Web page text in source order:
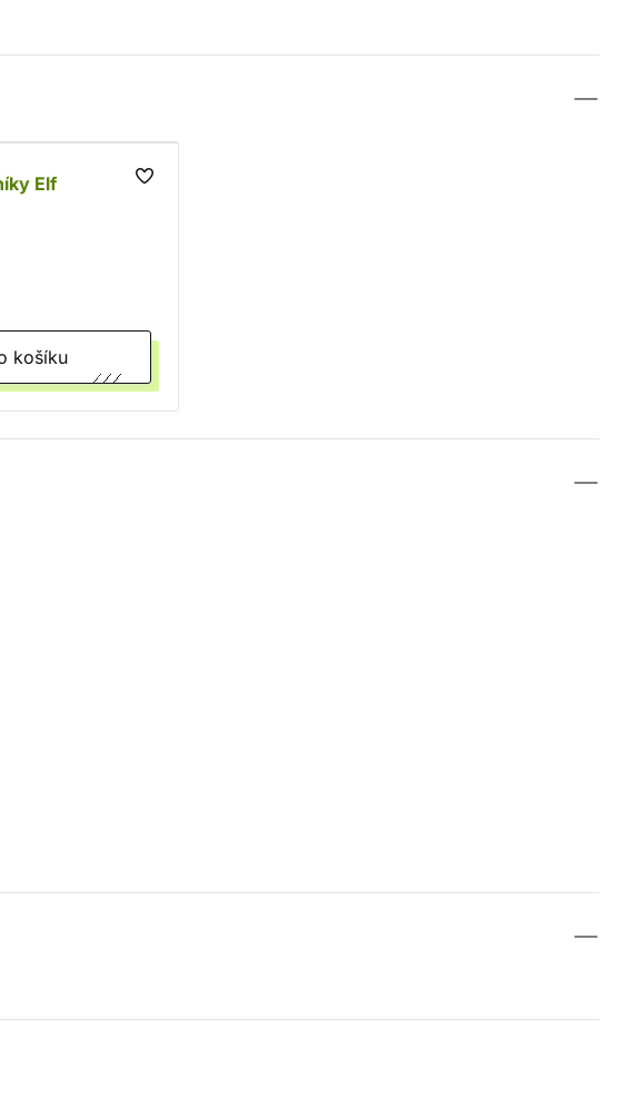
Elf
košíku